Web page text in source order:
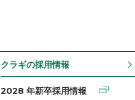
クラギの採用情報
2028 年新卒採用情報